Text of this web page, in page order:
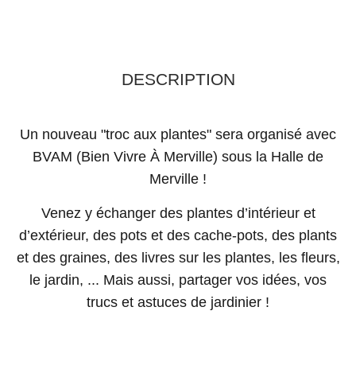
DESCRIPTION
Un nouveau "troc aux plantes" sera organisé avec
BVAM (Bien Vivre À Merville) sous la Halle de
Merville !
Venez y échanger des plantes d’intérieur et
d’extérieur, des pots et des cache-pots, des plants
et des graines, des livres sur les plantes, les fleurs,
le jardin, ... Mais aussi, partager vos idées, vos
trucs et astuces de jardinier !